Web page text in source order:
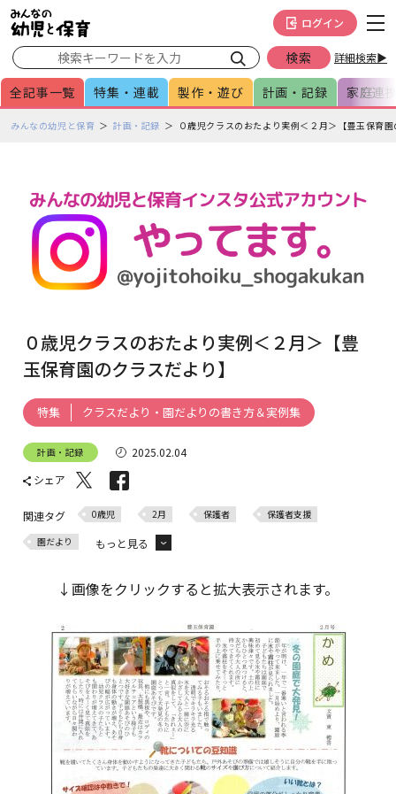
詳細検索▶
ログイン
全記事一覧 特集・連載 製作・遊び 計画・記録 家庭連
ペみんなの幼児と保育 計画・記録 ０歳児クラスのおたより実例＜２月＞【豊玉保育
０歳児クラスのおたより実例＜２月＞【豊
玉保育園のクラスだより】
特集 クラスだより・園だよりの書き方＆実例集
計画・記録
2025.02.04
シェア
関連タグ 0歳児 2月 保護者 保護者支援
園だより もっと見る
↓画像をクリックすると拡大表示されます。